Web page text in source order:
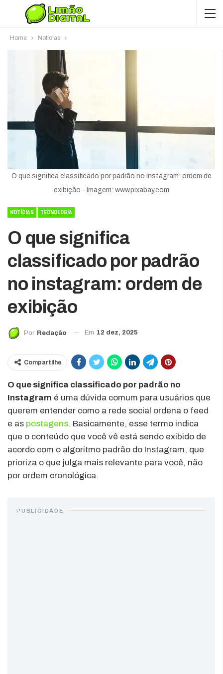
Home Notícias
O que significa classificado por padrão no instagram: ordem de
exibição - Imagem: www.pixabay.com
NOTÍCIAS TECNOLOGIA
O que significa
classificado por padrão
no instagram: ordem de
exibição
Por Redação Em 12 dez, 2025
Compartilhe
O que significa classificado por padrão no
Instagram é uma dúvida comum para usuários que
querem entender como a rede social ordena o feed
e as postagens. Basicamente, esse termo indica
que o conteúdo que você vê está sendo exibido de
acordo com o algoritmo padrão do Instagram, que
prioriza o que julga mais relevante para você, não
por ordem cronológica.
PUBLICIDADE